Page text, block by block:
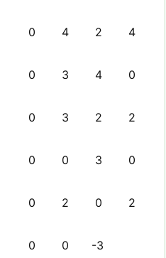
4 2 4
3 4 0
0 3 2 2
0 0 3 0
0 2
0 -3